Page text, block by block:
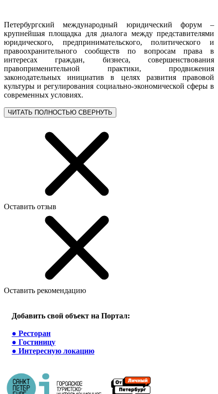
Петербургский международный юридический форум –
крупнейшая площадка для диалога между представителями
юридического, предпринимательского, политического и
правоохранительного сообществ по вопросам права в
интересах граждан, бизнеса, совершенствования
правоприменительной практики, продвижения
законодательных инициатив в целях развития правовой
культуры и регулирования социально-экономической сферы в
современных условиях.
ЧИТАТЬ ПОЛНОСТЬЮ СВЕРНУТЬ
Оставить отзыв
Оставить рекомендацию
Добавить свой объект на Портал:
● Ресторан
● Гостиницу
● Интересную локацию